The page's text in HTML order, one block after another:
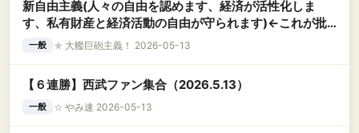
新自由主義(人々の自由を認めます、経済が活性化しま
す、私有財産と経済活動の自由が守られます)←これが批
判される理由
一般 ★ 大艦巨砲主義！ 2026-05-13
【６連勝】西武ファン集合（2026.5.13）
一般 ☆ やみ速 2026-05-13